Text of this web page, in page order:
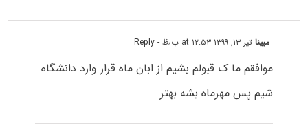
مبیناتیر ۱۳, ۱۳۹۹ at ۱۲:۵۳ ب٫ظ - Reply
موافقم‌ ما ک قبولم بشیم از ابان ماه قرار وارد دانشگاه
شیم پس مهرماه بشه بهتر